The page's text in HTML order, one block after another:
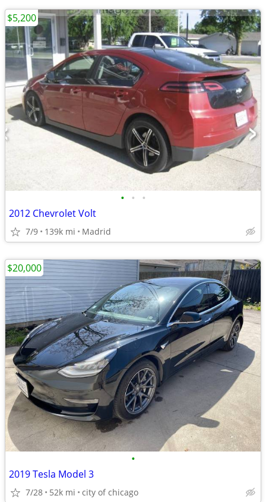
• • •
2012 Chevrolet Volt
7/9 139k mi Madrid
$5,200
•
2019 Tesla Model 3
7/28 52k mi city of chicago
$20,000